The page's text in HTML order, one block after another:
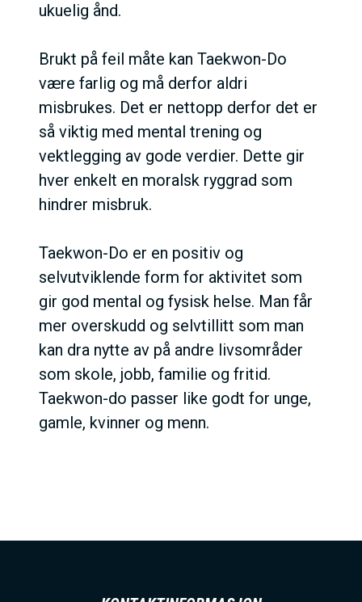
ukuelig ånd.
Brukt på feil måte kan Taekwon-Do
være farlig og må derfor aldri
misbrukes. Det er nettopp derfor det er
så viktig med mental trening og
vektlegging av gode verdier. Dette gir
hver enkelt en moralsk ryggrad som
hindrer misbruk.
Taekwon-Do er en positiv og
selvutviklende form for aktivitet som
gir god mental og fysisk helse. Man får
mer overskudd og selvtillitt som man
kan dra nytte av på andre livsområder
som skole, jobb, familie og fritid.
Taekwon-do passer like godt for unge,
gamle, kvinner og menn.